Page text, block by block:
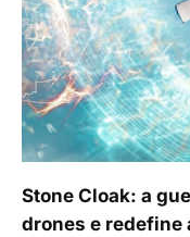
Stone Cloak: a
drones e redefine